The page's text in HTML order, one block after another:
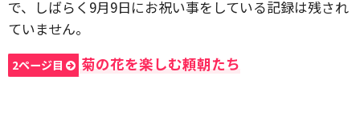
で、しばらく9月9日にお祝い事をしている記録は残され
ていません。
2ページ目 菊の花を楽しむ頼朝たち